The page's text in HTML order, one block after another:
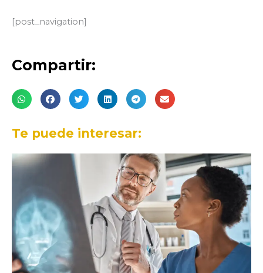
[post_navigation]
Compartir:
Te puede interesar: